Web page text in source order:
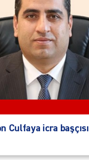
Culfaya icra başçısı